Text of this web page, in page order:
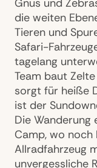
Gnus und
die weiten
Tieren und
Safari-
tagelang
Team baut
sorgt für heiße
ist der
Die Wanderung
Camp, wo noch
Allradfahrzeug
unvergessliche